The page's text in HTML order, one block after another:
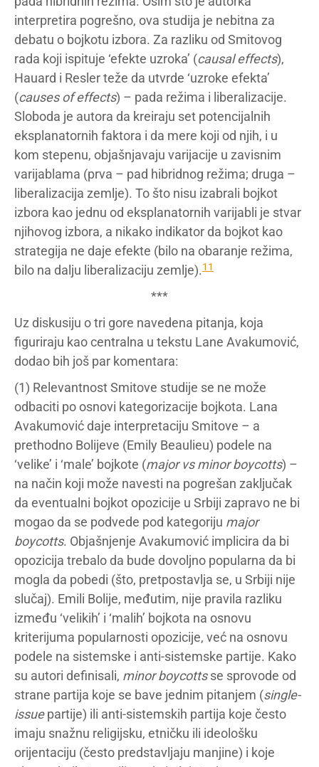
interpretira pogrešno, ova studija je nebitna za
debatu o bojkotu izbora. Za razliku od Smitovog
rada koji ispituje ‘efekte uzroka’ (causal effects),
Hauard i Resler teže da utvrde ‘uzroke efekta’
(causes of effects) – pada režima i liberalizacije.
Sloboda je autora da kreiraju set potencijalnih
eksplanatornih faktora i da mere koji od njih, i u
kom stepenu, objašnjavaju varijacije u zavisnim
varijablama (prva – pad hibridnog režima; druga –
liberalizacija zemlje). To što nisu izabrali bojkot
izbora kao jednu od eksplanatornih varijabli je stvar
njihovog izbora, a nikako indikator da bojkot kao
strategija ne daje efekte (bilo na obaranje režima,
bilo na dalju liberalizaciju zemlje).11
***
Uz diskusiju o tri gore navedena pitanja, koja
figuriraju kao centralna u tekstu Lane Avakumović,
dodao bih još par komentara:
(1) Relevantnost Smitove studije se ne može
odbaciti po osnovi kategorizacije bojkota. Lana
Avakumović daje interpretaciju Smitove – a
prethodno Bolijeve (Emily Beaulieu) podele na
‘velike’ i ‘male’ bojkote (major vs minor boycotts) –
na način koji može navesti na pogrešan zaključak
da eventualni bojkot opozicije u Srbiji zapravo ne bi
mogao da se podvede pod kategoriju major
boycotts. Objašnjenje Avakumović implicira da bi
opozicija trebalo da bude dovoljno popularna da bi
mogla da pobedi (što, pretpostavlja se, u Srbiji nije
slučaj). Emili Bolije, međutim, nije pravila razliku
između ‘velikih’ i ‘malih’ bojkota na osnovu
kriterijuma popularnosti opozicije, već na osnovu
podele na sistemske i anti-sistemske partije. Kako
su autori definisali, minor boycottsse sprovode od
strane partija koje se bave jednim pitanjem (single-
issuepartije) ili anti-sistemskih partija koje često
imaju snažnu religijsku, etničku ili ideološku
orijentaciju (često predstavljaju manjine) i koje